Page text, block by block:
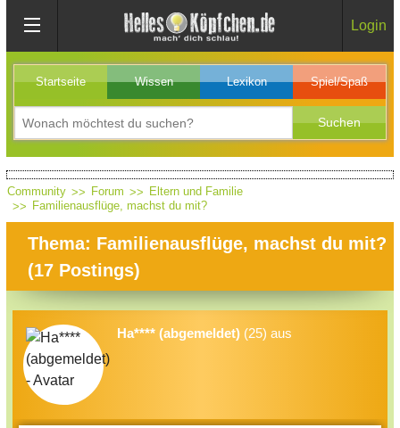
Login
Startseite Wissen Lexikon Spiel/Spaß
Community Forum
Eltern und Familie
Familienausflüge, machst du mit?
Thema: Familienausflüge, machst du mit?
(17 Postings)
Ha**** (abgemeldet) (25) aus